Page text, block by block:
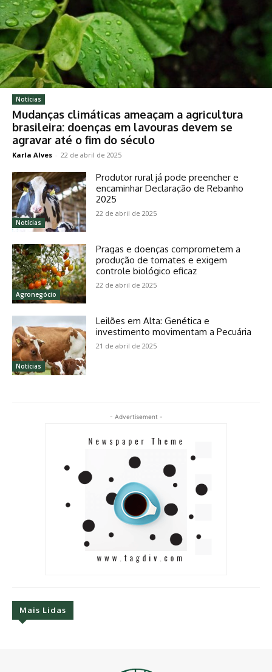
Notícias
Mudanças climáticas ameaçam a agricultura
brasileira: doenças em lavouras devem se
agravar até o fim do século
Karla Alves - 22 de abril de 2025
Notícias
Produtor rural já pode preencher e
encaminhar Declaração de Rebanho
2025
22 de abril de 2025
Agronegócio
Pragas e doenças comprometem a
produção de tomates e exigem
controle biológico eficaz
22 de abril de 2025
Notícias
Leilões em Alta: Genética e
investimento movimentam a Pecuária
21 de abril de 2025
- Advertisement -
Mais Lidas